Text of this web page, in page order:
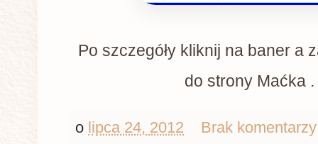
Po szczegóły kliknij na baner a
do strony Maćka .
o lipca 24, 2012
Brak